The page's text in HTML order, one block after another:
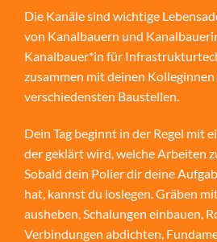
Die Kanäle sind wichtige
von Kanalbauern und
Kanalbauer*in für
zusammen mit deinen
verschiedensten Baustellen.
Dein Tag beginnt in der Regel mit
der geklärt wird, welche Arbeiten
Sobald dein Polier dir deine
hat, kannst du loslegen. Gräben
ausheben, Schalungen einbauen,
Verbindungen abdichten,